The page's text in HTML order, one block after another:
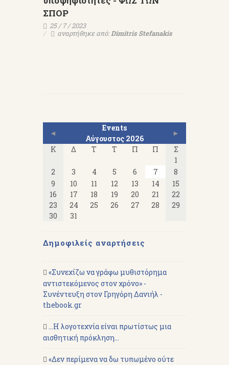
ΣΠΟΡ
25 / 7 / 2023
αναρτήθηκε από:Dimitris Stefanakis
◄
Events
Αύγουστος 2026
►
Κ
Δ Τ Τ Π Π
Σ
1
2
3 4 5 6 7
8
9
10 11 12 13 14
15
16
17 18 19 20 21
22
23
24 25 26 27 28
29
30
31
Δημοφιλείς αναρτήσεις
«Συνεχίζω να γράφω μυθιστόρημα
αντιστεκόμενος στον χρόνο» -
Συνέντευξη στον Γρηγόρη Δανιήλ -
thebook.gr
...Η λογοτεχνία είναι πρωτίστως μια
αισθητική πρόκληση...
«Δεν περίμενα να δω τυπωμένο ούτε